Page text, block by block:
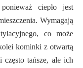
ciepło jest
Wymagają
co może
kominki z otwartą
często tańsze, ale ich